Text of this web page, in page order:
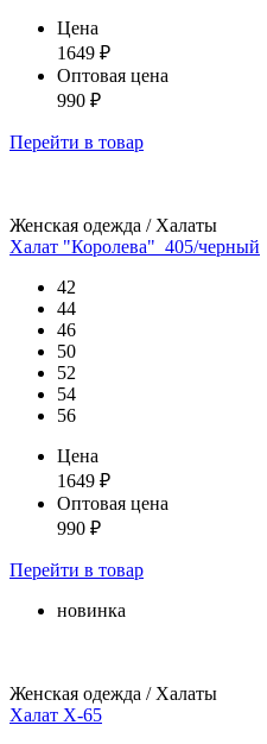
Цена
1649 ₽
Оптовая цена
990 ₽
Перейти в товар
Женская одежда / Халаты
Халат "Королева"_405/черный
42
44
46
50
52
54
56
Цена
1649 ₽
Оптовая цена
990 ₽
Перейти в товар
новинка
Женская одежда / Халаты
Халат Х-65